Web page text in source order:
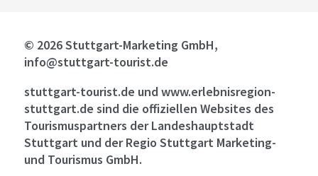
© 2026 Stuttgart-Marketing GmbH,
info@stuttgart-tourist.de
stuttgart-tourist.de und www.erlebnisregion-
stuttgart.de sind die offiziellen Websites des
Tourismuspartners der Landeshauptstadt
Stuttgart und der Regio Stuttgart Marketing-
und Tourismus GmbH.